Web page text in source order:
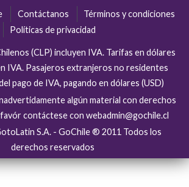
Contáctanos
Términos y condiciones
Políticas de privacidad
(CLP) incluyen IVA. Tarifas en dólares
IVA. Pasajeros extranjeros no residentes
pago de IVA, pagando en dólares (USD)
algún material con derechos
contáctese con webadmin@gochile.cl
S.A. - GoChile ® 2011 Todos los
derechos reservados